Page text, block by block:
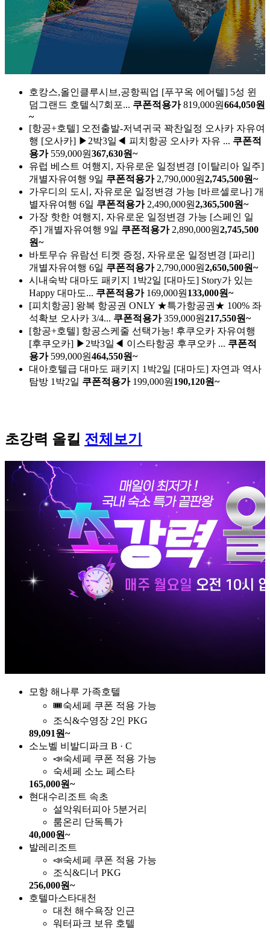
호캉스,올인클루시브,공항픽업 [푸꾸옥 에어텔] 5성 윈
덤그랜드 호텔식7회포... 쿠폰적용가 819,000원664,050원
~
[항공+호텔] 오전출발-저녁귀국 꽉찬일정 오사카 자유여
행 [오사카] ▶2박3일◀ 피치항공 오사카 자유 ... 쿠폰적
용가 559,000원367,630원~
유럽 베스트 여행지, 자유로운 일정변경 [이탈리아 일주]
개별자유여행 9일 쿠폰적용가 2,790,000원2,745,500원~
가우디의 도시, 자유로운 일정변경 가능 [바르셀로나] 개
별자유여행 6일 쿠폰적용가 2,490,000원2,365,500원~
가장 핫한 여행지, 자유로운 일정변경 가능 [스페인 일
주] 개별자유여행 9일 쿠폰적용가 2,890,000원2,745,500
원~
바토무슈 유람선 티켓 증정, 자유로운 일정변경 [파리]
개별자유여행 6일 쿠폰적용가 2,790,000원2,650,500원~
시내숙박 대마도 패키지 1박2일 [대마도] Story가 있는
Happy 대마도... 쿠폰적용가 169,000원 133,000원~
[피치항공] 왕복 항공권 ONLY ★특가항공권★ 100% 좌
석확보 오사카 3/4... 쿠폰적용가 359,000원217,550원~
[항공+호텔] 항공스케줄 선택가능! 후쿠오카 자유여행
[후쿠오카] ▶2박3일◀ 이스타항공 후쿠오카 ... 쿠폰적
용가 599,000원464,550원~
대아호텔급 대마도 패키지 1박2일 [대마도] 자연과 역사
탐방 1박2일 쿠폰적용가 199,000원 190,120원~
초강력 올킬 전체보기
모항 해나루 가족호텔
🎟️숙세페 쿠폰 적용 가능
조식&수영장 2인 PKG
89,091원~
소노벨 비발디파크 B · C
📣숙세페 쿠폰 적용 가능
숙세페 소노 페스타
165,000원~
현대수리조트 속초
설악워터피아 5분거리
룸온리 단독특가
40,000원~
발레리조트
📣숙세페 쿠폰 적용 가능
조식&디너 PKG
256,000원~
호텔마스타대천
대천 해수욕장 인근
워터파크 보유 호텔